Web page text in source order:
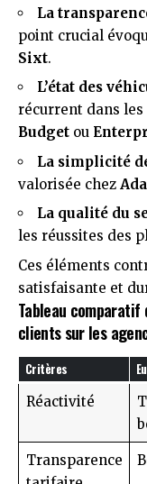
La
point crucial
Sixt.
L’état des
récurrent dans
Budget ou
La simplicité
valorisée chez Ada
La qualité du
les réussites des
Ces éléments
satisfaisante et
Tableau comparatif
clients sur les
Critères
Réactivité
Transparence